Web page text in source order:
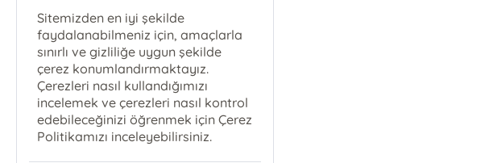
Sitemizden en iyi şekilde
faydalanabilmeniz için, amaçlarla
sınırlı ve gizliliğe uygun şekilde
çerez konumlandırmaktayız.
Çerezleri nasıl kullandığımızı
incelemek ve çerezleri nasıl kontrol
edebileceğinizi öğrenmek için Çerez
Politikamızı inceleyebilirsiniz.